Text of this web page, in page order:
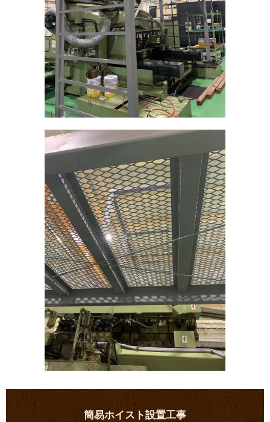
簡易ホイスト設置工事